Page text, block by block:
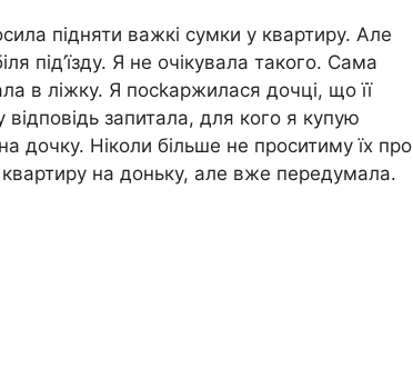
підняти важкі сумки у квартиру. Але
під’їзду. Я не очікувала такого. Сама
в ліжку. Я посkаржилася дочці, що її
запитала, для кого я купую
дочку. Ніколи більше не проситиму їх про
на доньку, але вже передумала.